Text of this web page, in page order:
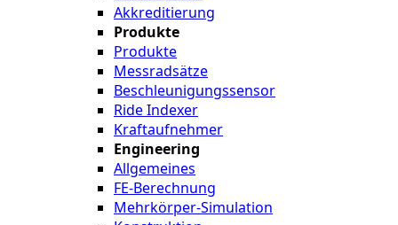
Akkreditierung
Produkte
Produkte
Messradsätze
Beschleunigungssensor
Ride Indexer
Kraftaufnehmer
Engineering
Allgemeines
FE-Berechnung
Mehrkörper-Simulation